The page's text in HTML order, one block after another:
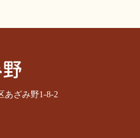
あざみ野1-8-2